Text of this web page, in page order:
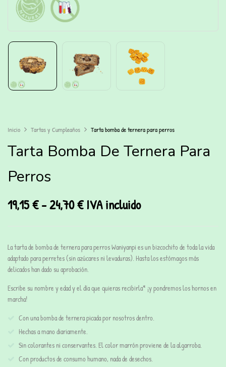
Inicio Tartas y Cumpleaños Tarta bomba de ternera para perros
Tarta Bomba De Ternera Para
Perros
19,15€ -24,70€IVA incluido
La tarta de bomba de ternera para perrosWaniyanpi es un bizcochito de toda la vida
adaptado para perretes (sin azúcares ni levaduras). Hasta los estómagos más
delicados han dado su aprobación.
Escribe su nombre y edad y el día que quieras recibirla* ¡y pondremos los hornos en
marcha!
Con una bomba de ternera picada por nosotros dentro.
Hechas a mano diariamente.
Sin colorantes ni conservantes. El color marrón proviene de la algarroba.
Con productos de consumo humano, nada de desechos.